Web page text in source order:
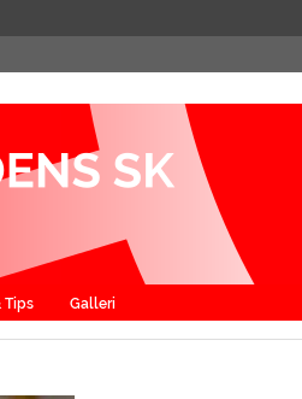
Tips Galleri